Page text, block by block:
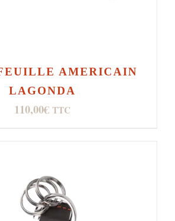
AMERICAIN
LAGONDA
110,00€ TTC